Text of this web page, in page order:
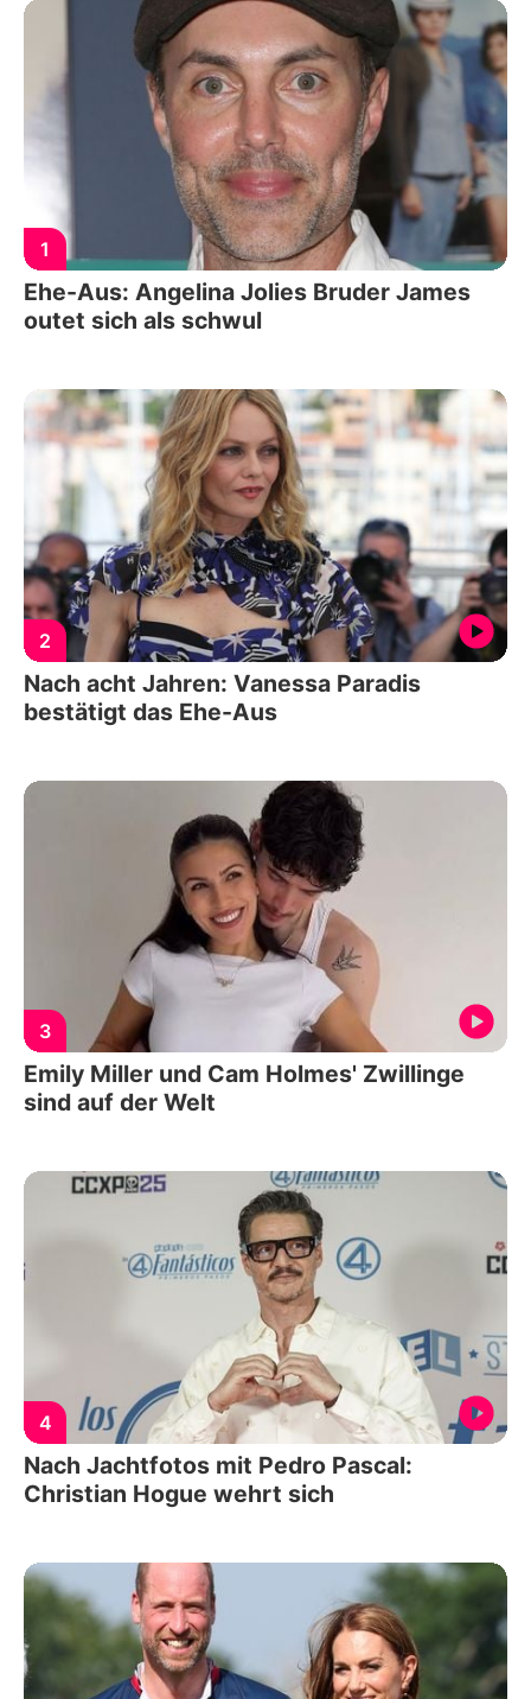
1
Ehe-Aus: Angelina Jolies Bruder James
outet sich als schwul
2
Nach acht Jahren: Vanessa Paradis
bestätigt das Ehe-Aus
3
Emily Miller und Cam Holmes' Zwillinge
sind auf der Welt
4
Nach Jachtfotos mit Pedro Pascal:
Christian Hogue wehrt sich